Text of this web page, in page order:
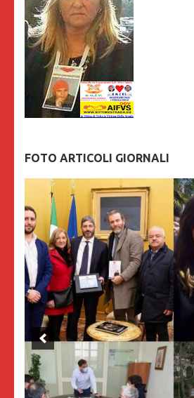
FOTO ARTICOLI GIORNALI